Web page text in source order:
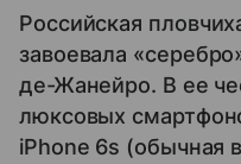
Российская
завоевала
де-Жанейро. В ее
люксовых
iPhone 6s (обычная